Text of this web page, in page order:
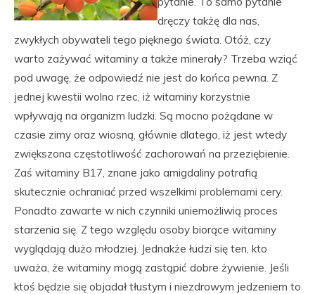
dręczy takżę dla nas,
zwykłych obywateli tego pięknego świata. Otóż, czy
warto zażywać witaminy a także minerały? Trzeba wziąć
pod uwagę, że odpowiedź nie jest do końca pewna. Z
jednej kwestii wolno rzec, iż witaminy korzystnie
wpływają na organizm ludzki. Są mocno pożądane w
czasie zimy oraz wiosną, głównie dlatego, iż jest wtedy
zwiększona częstotliwość zachorowań na przeziębienie.
Zaś witaminy B17, znane jako amigdaliny potrafią
skutecznie ochraniać przed wszelkimi problemami cery.
Ponadto zawarte w nich czynniki uniemożliwią proces
starzenia się. Z tego względu osoby biorące witaminy
wyglądają dużo młodziej. Jednakże łudzi się ten, kto
uważa, że witaminy mogą zastąpić dobre żywienie. Jeśli
ktoś będzie się objadał tłustym i niezdrowym jedzeniem to